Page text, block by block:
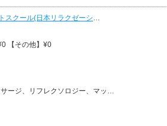
ル(日本リラクゼーション認定協会)
【その他】¥0
ージ、フットケア・フットマッサージ、リラクゼーションその他